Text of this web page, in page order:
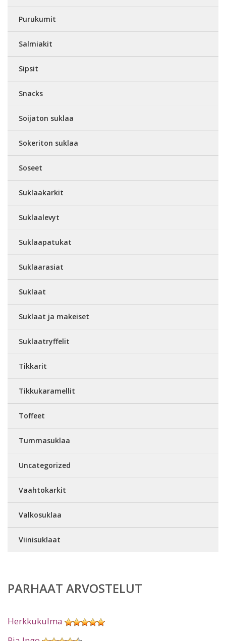
Purukumit
Salmiakit
Sipsit
Snacks
Soijaton suklaa
Sokeriton suklaa
Soseet
Suklaakarkit
Suklaalevyt
Suklaapatukat
Suklaarasiat
Suklaat
Suklaat ja makeiset
Suklaatryffelit
Tikkarit
Tikkukaramellit
Toffeet
Tummasuklaa
Uncategorized
Vaahtokarkit
Valkosuklaa
Viinisuklaat
PARHAAT ARVOSTELUT
Herkkukulma